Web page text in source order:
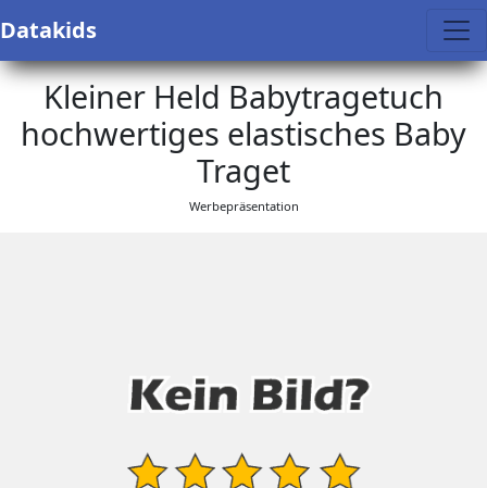
Datakids
Kleiner Held Babytragetuch
hochwertiges elastisches Baby
Traget
Werbepräsentation